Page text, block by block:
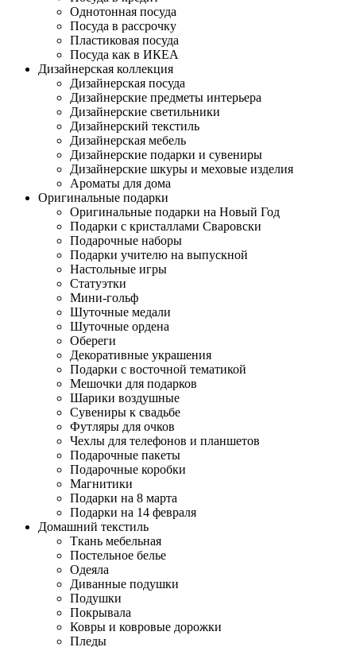
Однотонная посуда
Посуда в рассрочку
Пластиковая посуда
Посуда как в ИКЕА
Дизайнерская коллекция
Дизайнерская посуда
Дизайнерские предметы интерьера
Дизайнерские светильники
Дизайнерский текстиль
Дизайнерская мебель
Дизайнерские подарки и сувениры
Дизайнерские шкуры и меховые изделия
Ароматы для дома
Оригинальные подарки
Оригинальные подарки на Новый Год
Подарки с кристаллами Сваровски
Подарочные наборы
Подарки учителю на выпускной
Настольные игры
Статуэтки
Мини-гольф
Шуточные медали
Шуточные ордена
Обереги
Декоративные украшения
Подарки с восточной тематикой
Мешочки для подарков
Шарики воздушные
Сувениры к свадьбе
Футляры для очков
Чехлы для телефонов и планшетов
Подарочные пакеты
Подарочные коробки
Магнитики
Подарки на 8 марта
Подарки на 14 февраля
Домашний текстиль
Ткань мебельная
Постельное белье
Одеяла
Диванные подушки
Подушки
Покрывала
Ковры и ковровые дорожки
Пледы